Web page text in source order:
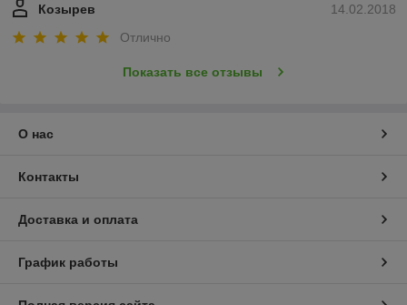
14.02.2018
Козырев
Отлично
Показать все отзывы
О нас
Контакты
Доставка и оплата
График работы